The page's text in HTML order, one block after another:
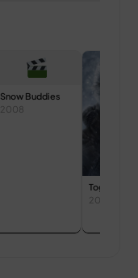
Snow Buddies
2008
Togo
2019